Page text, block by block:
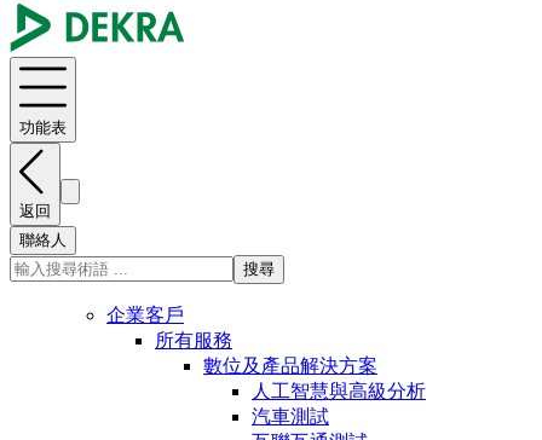
功能表
返回
聯絡人
搜尋
企業客戶
所有服務
數位及產品解決方案
人工智慧與高級分析
汽車測試